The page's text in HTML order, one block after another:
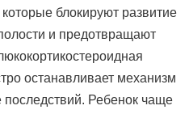
блокируют развитие
и предотвращают
останавливает механизм
последствий. Ребенок чаще